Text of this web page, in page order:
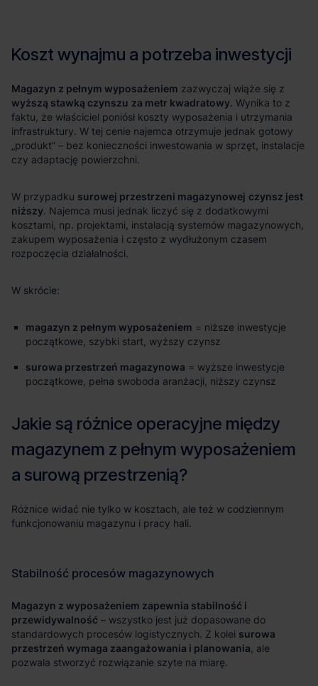
Magazyn z pełnym wyposażeniem
wyższą stawką czynszu za metr kwadratowy.
surowej przestrzeni magazynowej czynsz jest
niższy
magazyn z pełnym wyposażeniem = niższe inwestycje
początkowe, szybki start, wyższy czynsz
surowa przestrzeń magazynowa = wyższe inwestycje
początkowe, pełna swoboda aranżacji, niższy czynsz
Magazyn z wyposażeniem zapewnia stabilność i
przewidywalność
surowa
przestrzeń wymaga zaangażowania i planowania